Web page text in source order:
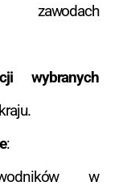
zawodach
wybranych
:
w